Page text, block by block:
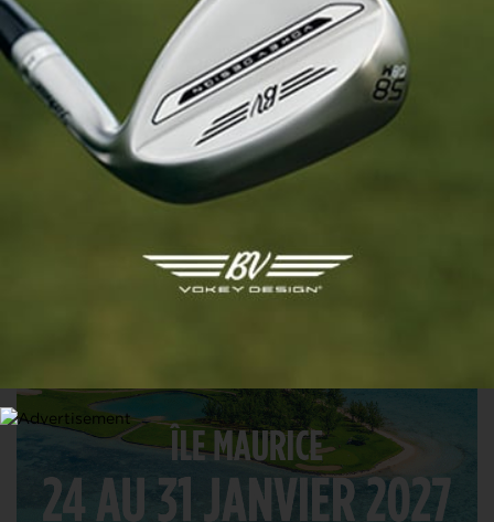
Garmin lance un radar à la portée de
tous